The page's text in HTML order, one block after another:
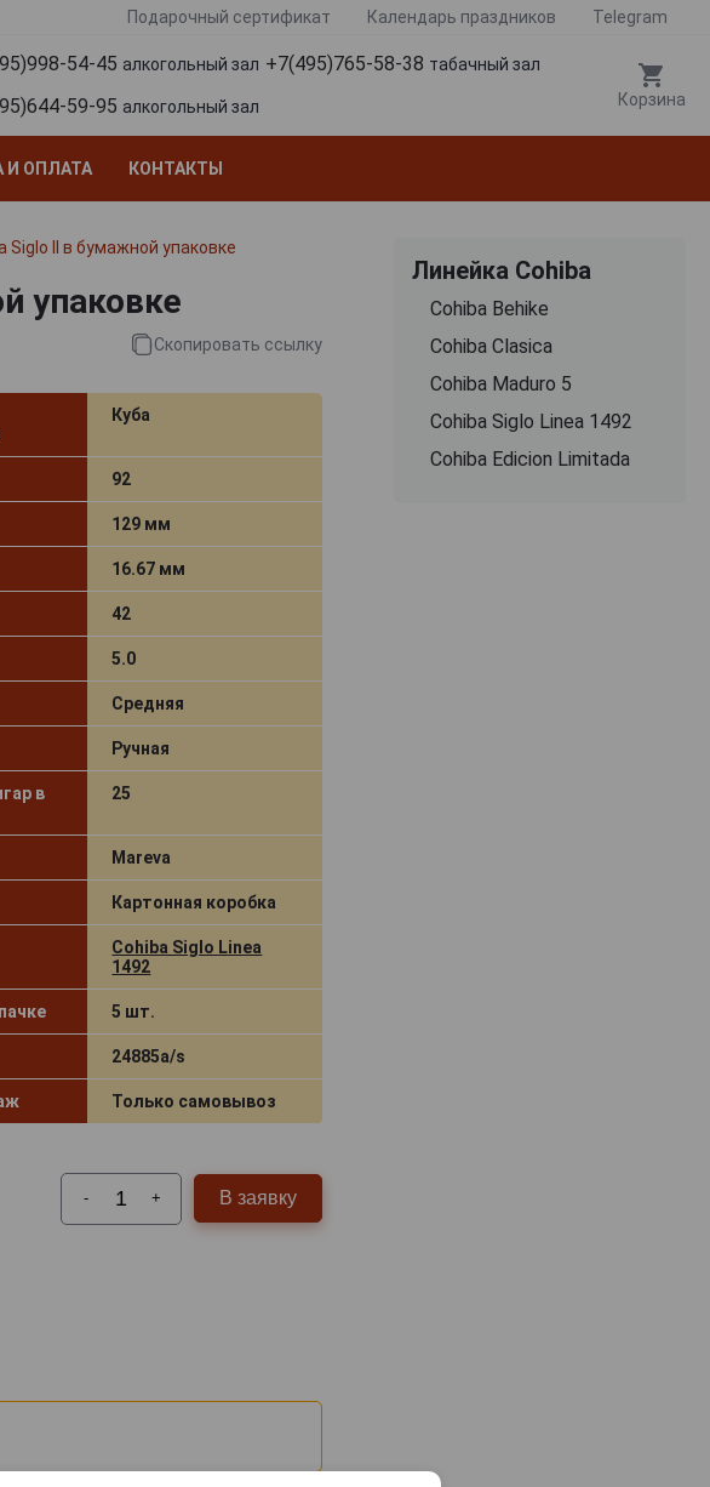
Подарочный сертификат Календарь праздников Telegram
54-45 алкогольный зал +7(495)765-58-38 табачный зал
59-95 алкогольный зал Корзина
И ОПЛАТА КОНТАКТЫ
Siglo II в бумажной упаковке
упаковке
Скопировать ссылку
Куба
92
129 мм
16.67 мм
42
5.0
Средняя
Ручная
в
25
Mareva
Картонная коробка
Cohiba Siglo Linea
1492
5 шт.
24885a/s
Только самовывоз
- + В заявку
Линейка Cohiba
Cohiba Behike
Cohiba Clasica
Cohiba Maduro 5
Cohiba Siglo Linea 1492
Cohiba Edicion Limitada